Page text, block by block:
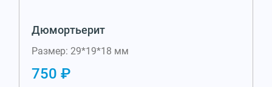
Дюмортьерит
Размер: 29*19*18 мм
750 ₽